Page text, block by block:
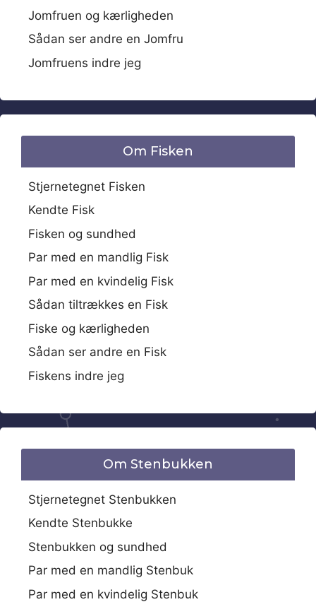
Jomfruen og kærligheden
Sådan ser andre en Jomfru
Jomfruens indre jeg
Om Fisken
Stjernetegnet Fisken
Kendte Fisk
Fisken og sundhed
Par med en mandlig Fisk
Par med en kvindelig Fisk
Sådan tiltrækkes en Fisk
Fiske og kærligheden
Sådan ser andre en Fisk
Fiskens indre jeg
Om Stenbukken
Stjernetegnet Stenbukken
Kendte Stenbukke
Stenbukken og sundhed
Par med en mandlig Stenbuk
Par med en kvindelig Stenbuk